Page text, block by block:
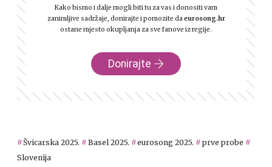
Kako bismo i dalje mogli biti tu za vas i donositi vam
zanimljive sadržaje, donirajte i pomozite daeurosong.hr
ostane mjesto okupljanja za sve fanove iz regije.
Donirajte
Švicarska 2025. Basel 2025. eurosong 2025.
prve probe
Slovenija